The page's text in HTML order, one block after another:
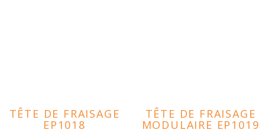
TÊTE DE FRAISAGE
EP1018
TÊTE DE FRAISAGE
MODULAIRE EP1019